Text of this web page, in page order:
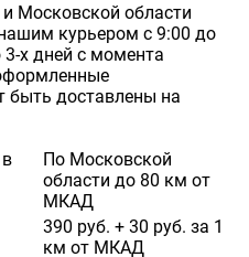
Московской области
курьером с 9:00 до
3-х дней с момента
быть доставлены на
По Московской
области до 80 км от
МКАД
390 руб. + 30 руб. за 1
км от МКАД